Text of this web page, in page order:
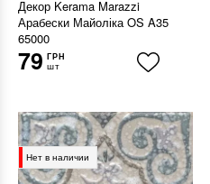
Декор Kerama Marazzi
Арабески Майоліка OS A35
65000
79 ГРН
шт
Нет в наличии